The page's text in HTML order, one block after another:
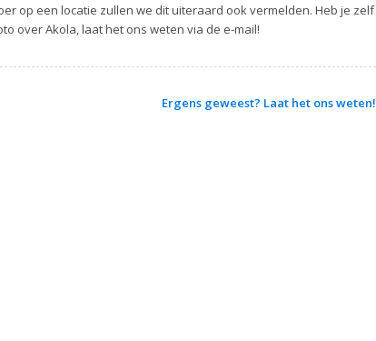
op een locatie zullen we dit uiteraard ook vermelden. Heb je zelf
over Akola, laat het ons weten via de e-mail!
Ergens geweest? Laat het ons weten!